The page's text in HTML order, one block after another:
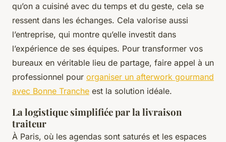
qu’on a cuisiné avec du temps et du geste, cela se
ressent dans les échanges. Cela valorise aussi
l’entreprise, qui montre qu’elle investit dans
l’expérience de ses équipes. Pour transformer vos
bureaux en véritable lieu de partage, faire appel à un
professionnel pour organiser un afterwork gourmand
avec Bonne Tranche est la solution idéale.
La logistique simplifiée par la livraison
traiteur
À Paris, où les agendas sont saturés et les espaces